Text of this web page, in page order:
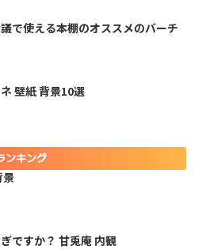
で使える本棚のオススメのバーチ
壁紙 背景10選
ンキング
景
ですか？ 甘兎庵 内観